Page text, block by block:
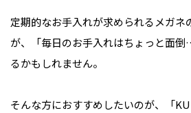
定期的なお手入れが求められるメガネ
が、「毎日のお手入れはちょっと面
るかもしれません。
そんな方におすすめしたいのが、「